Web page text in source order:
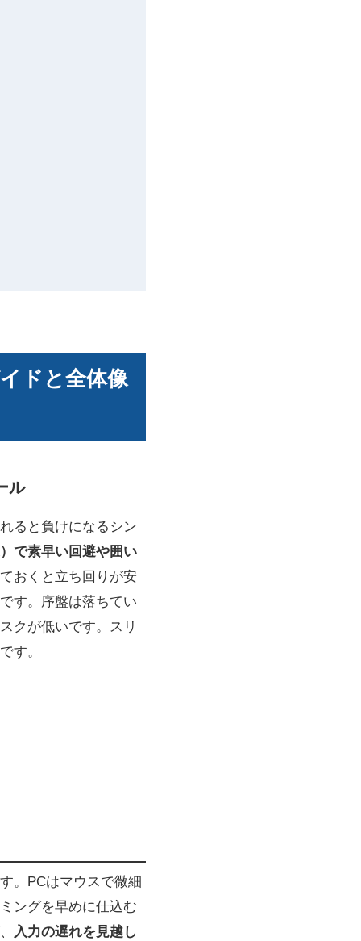
ドと全体像
ル
ると負けになるシン
で素早い回避や囲い
おくと立ち回りが安
です。序盤は落ちてい
クが低いです。スリ
す。
。PCはマウスで微細
ングを早めに仕込む
入力の遅れを見越し